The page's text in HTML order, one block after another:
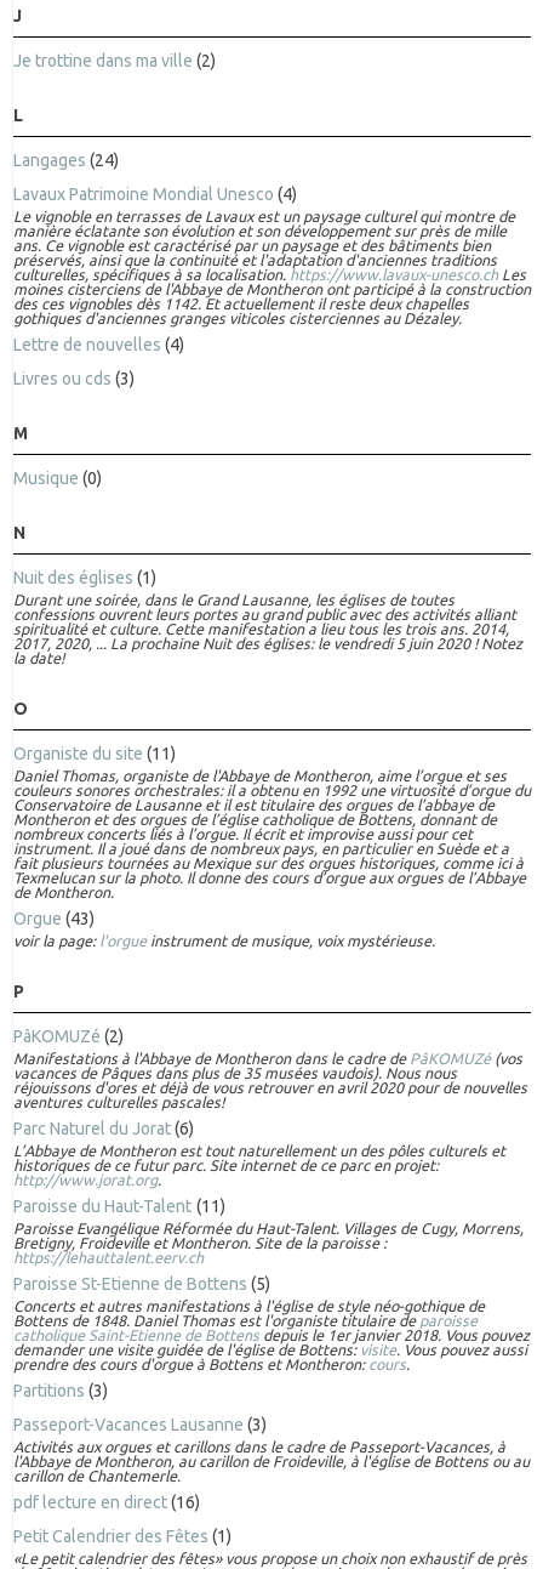
J
Je trottine dans ma ville (2)
L
Langages (24)
Lavaux Patrimoine Mondial Unesco (4)
Le vignoble en terrasses de Lavaux est un paysage culturel qui montre de
manière éclatante son évolution et son développement sur près de mille
ans. Ce vignoble est caractérisé par un paysage et des bâtiments bien
préservés, ainsi que la continuité et l'adaptation d'anciennes traditions
culturelles, spécifiques à sa localisation. https://www.lavaux-unesco.chLes
moines cisterciens de l'Abbaye de Montheron ont participé à la construction
des ces vignobles dès 1142. Et actuellement il reste deux chapelles
gothiques d'anciennes granges viticoles cisterciennes au Dézaley.
Lettre de nouvelles (4)
Livres ou cds (3)
M
Musique (0)
N
Nuit des églises (1)
Durant une soirée, dans le Grand Lausanne, les églises de toutes
confessions ouvrent leurs portes au grand public avec des activités alliant
spiritualité et culture. Cette manifestation a lieu tous les trois ans. 2014,
2017, 2020, ... La prochaine Nuit des églises: le vendredi 5 juin 2020 ! Notez
la date!
O
Organiste du site (11)
Daniel Thomas, organiste de l'Abbaye de Montheron, aime l’orgue et ses
couleurs sonores orchestrales: il a obtenu en 1992 une virtuosité d’orgue du
Conservatoire de Lausanne et il est titulaire des orgues de l’abbaye de
Montheron et des orgues de l’église catholique de Bottens, donnant de
nombreux concerts liés à l’orgue. Il écrit et improvise aussi pour cet
instrument. Il a joué dans de nombreux pays, en particulier en Suède et a
fait plusieurs tournées au Mexique sur des orgues historiques, comme ici à
Texmelucan sur la photo. Il donne des cours d’orgue aux orgues de l’Abbaye
de Montheron.
Orgue (43)
voir la page: l'orgueinstrument de musique, voix mystérieuse.
P
PâKOMUZé (2)
Manifestations à l'Abbaye de Montheron dans le cadre de PâKOMUZé(vos
vacances de Pâques dans plus de 35 musées vaudois). Nous nous
réjouissons d'ores et déjà de vous retrouver en avril 2020 pour de nouvelles
aventures culturelles pascales!
Parc Naturel du Jorat(6)
L’Abbaye de Montheron est tout naturellement un des pôles culturels et
historiques de ce futur parc. Site internet de ce parc en projet:
http://www.jorat.org.
Paroisse du Haut-Talent (11)
Paroisse Evangélique Réformée du Haut-Talent. Villages de Cugy, Morrens,
Bretigny, Froideville et Montheron. Site de la paroisse :
https://lehauttalent.eerv.ch
Paroisse St-Etienne de Bottens (5)
Concerts et autres manifestations à l'église de style néo-gothique de
Bottens de 1848. Daniel Thomas est l'organiste titulaire de paroisse
catholique Saint-Etienne de Bottens depuis le 1er janvier 2018. Vous pouvez
demander une visite guidée de l'église de Bottens: visite. Vous pouvez aussi
prendre des cours d'orgue à Bottens et Montheron: cours.
Partitions (3)
Passeport-Vacances Lausanne (3)
Activités aux orgues et carillons dans le cadre de Passeport-Vacances, à
l'Abbaye de Montheron, au carillon de Froideville, à l'église de Bottens ou au
carillon de Chantemerle.
pdf lecture en direct(16)
Petit Calendrier des Fêtes (1)
«Le petit calendrier des fêtes» vous propose un choix non exhaustif de près